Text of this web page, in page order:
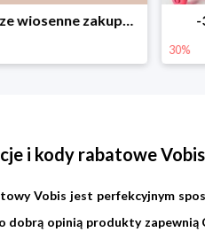
Pierwsze wiosenne zakupy -20% -
30%
i kody rabatowe Vobis
Vobis jest perfekcyjnym
dobrą opinią produkty